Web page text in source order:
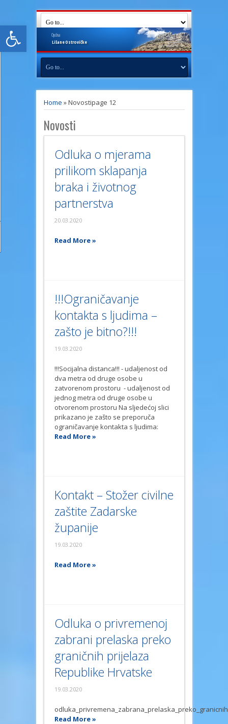
Open toolbar
LišaneOstrovičke
Općina
Home »Novostipage 12
Novosti
Odluka o mjerama
prilikom sklapanja
braka i životnog
partnerstva
20.03.2020
Read More »
!!!Ograničavanje
kontakta s ljudima –
zašto je bitno?!!!
19.03.2020
!!!Socijalna distanca!!! - udaljenost od
dva metra od druge osobe u
zatvorenom prostoru - udaljenost od
jednog metra od druge osobe u
otvorenom prostoru Na sljedećoj slici
prikazano je zašto se preporuča
ograničavanje kontakta s ljudima:
Read More »
Kontakt – Stožer civilne
zaštite Zadarske
županije
19.03.2020
Read More »
Odluka o privremenoj
zabrani prelaska preko
graničnih prijelaza
Republike Hrvatske
19.03.2020
Read More »